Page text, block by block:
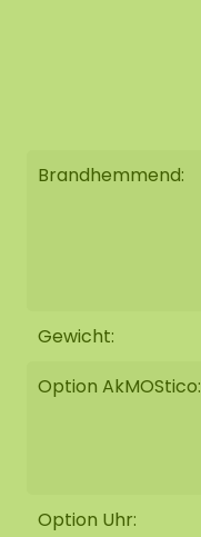
Brandhemmend:
Gewicht:
Option AkMOStico:
Option Uhr: